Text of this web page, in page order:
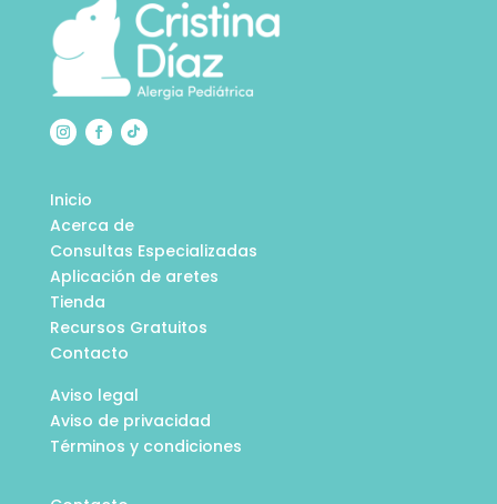
Inicio
Acerca de
Consultas Especializadas
Aplicación de aretes
Tienda
Recursos Gratuitos
Contacto
Aviso legal
Aviso de privacidad
Términos y condiciones